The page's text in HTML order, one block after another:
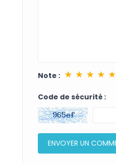
Note : ★ ★ ★ ★ ★
Code de sécurité :